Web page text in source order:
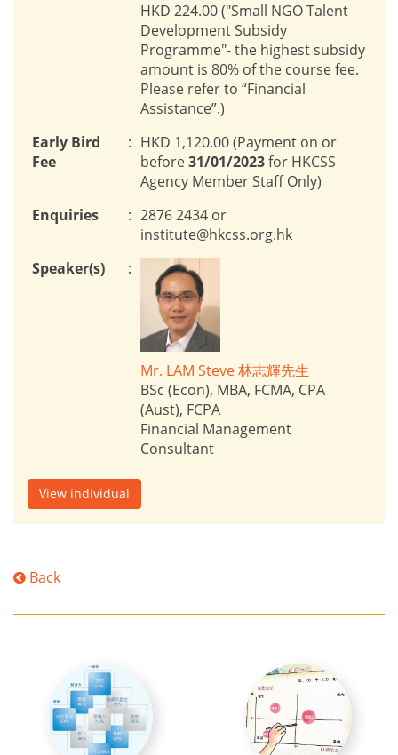
HKD 224.00 ("Small NGO Talent
Development Subsidy
Programme"- the highest subsidy
amount is 80% of the course fee.
Please refer to “Financial
Assistance”.)
Early Bird
Fee
: HKD 1,120.00 (Payment on or
before31/01/2023for HKCSS
Agency Member Staff Only)
Enquiries
: 2876 2434 or
institute@hkcss.org.hk
Speaker(s)
:
Mr. LAM Steve 林志輝先生
BSc (Econ), MBA, FCMA, CPA
(Aust), FCPA
Financial Management
Consultant
View individual
Back